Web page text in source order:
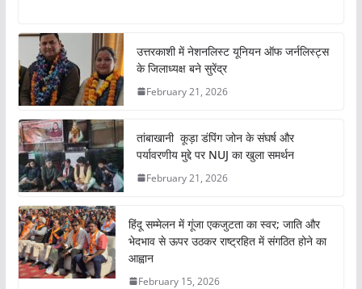
c
e
b
o
o
k
itt
er s
A
p
e
उत्तरकाशी में नेशनलिस्ट यूनियन ऑफ जर्नलिस्ट्स
के जिलाध्यक्ष बने सुरेंद्र
February 21, 2026
तांबाखानी कूड़ा डंपिंग जोन के संघर्ष और
पर्यावरणीय मुद्दे पर NUJ का खुला समर्थन
February 21, 2026
हिंदू सम्मेलन में गूंजा एकजुटता का स्वर; जाति और
भेदभाव से ऊपर उठकर राष्ट्रहित में संगठित होने का
आह्वान
February 15, 2026